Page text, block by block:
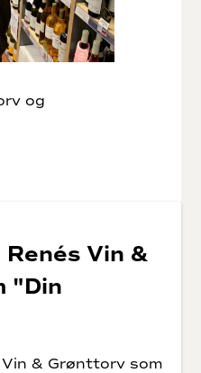
og
Vin &
"Din
& Grønttorv som